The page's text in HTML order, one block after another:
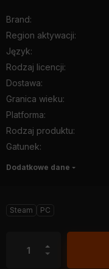
Brand:
Region aktywacji:
Język:
Rodzaj licencji:
Dostawa:
Granica wieku:
Platforma:
Rodzaj produktu:
Gatunek:
Dodatkowe dane
Steam PC